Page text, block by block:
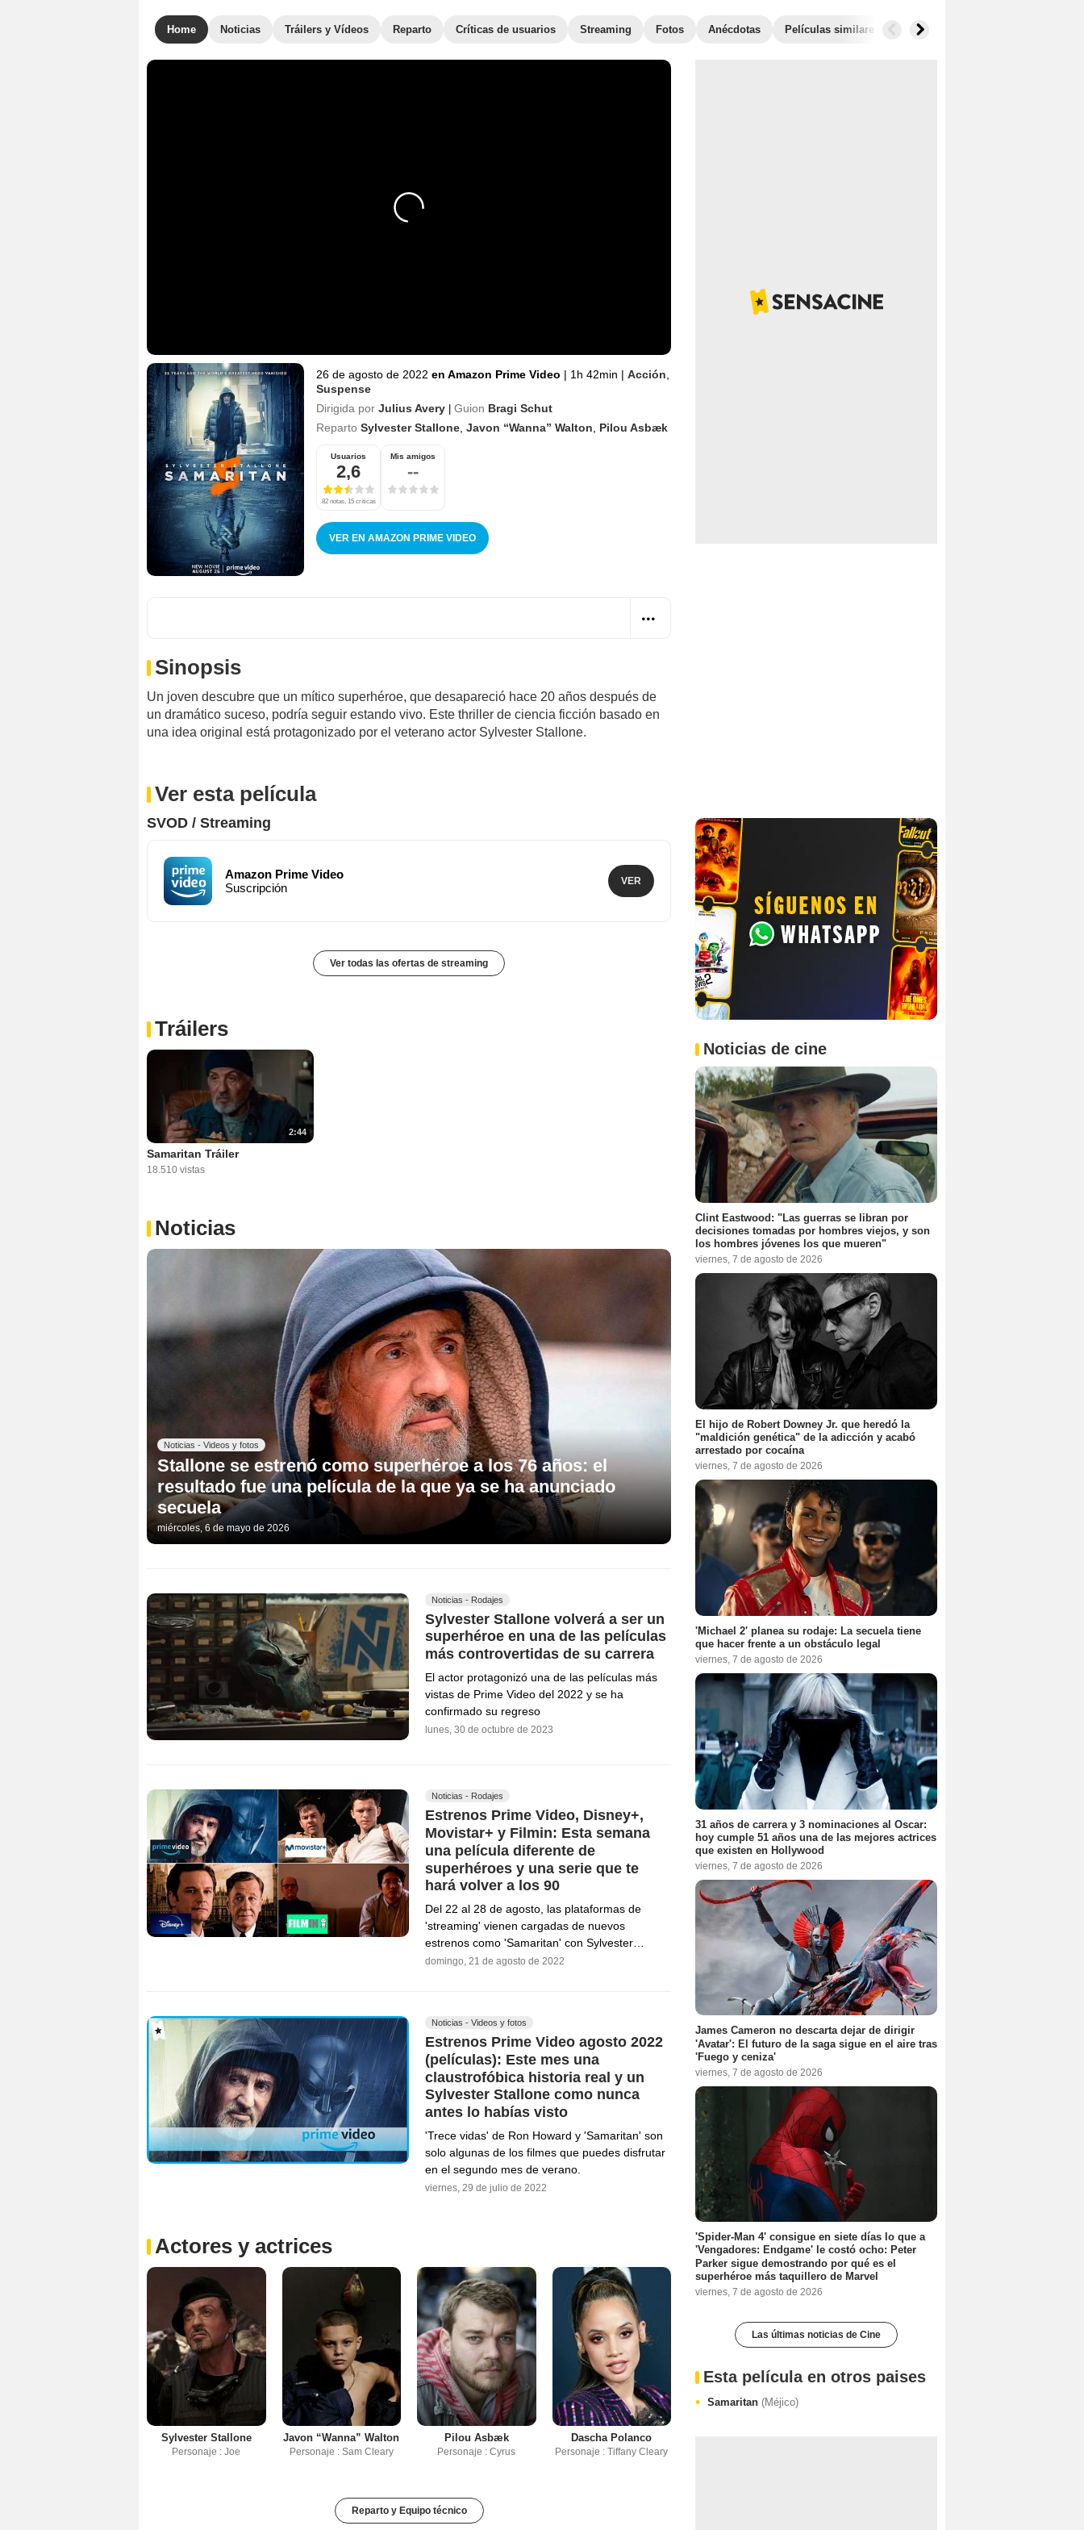
Home Noticias Tráilers y Vídeos Reparto Críticas de usuarios Streaming Fotos Anécdotas Películas similares
26 de agosto de 2022 en Amazon Prime Video | 1h 42min | Acción
Suspense
Dirigida por Julius Avery | Guion Bragi Schut
Reparto Sylvester Stallone Javon “Wanna” Walton Pilou Asbæk
Usuarios
2,6
82 notas, 15 críticas
Mis amigos
--
VER EN AMAZON PRIME VIDEO
Sinopsis
Un joven descubre que un mítico superhéroe, que desapareció hace 20 años después de
un dramático suceso, podría seguir estando vivo. Este thriller de ciencia ficción basado en
una idea original está protagonizado por el veterano actor Sylvester Stallone.
Ver esta película
SVOD / Streaming
Amazon Prime Video
Suscripción
VER
Ver todas las ofertas de streaming
Tráilers
2:44
Samaritan Tráiler
18.510 vistas
Noticias
Noticias - Videos y fotos
Stallone se estrenó como superhéroe a los 76 años: el
resultado fue una película de la que ya se ha anunciado
secuela
miércoles, 6 de mayo de 2026
Noticias - Rodajes
Sylvester Stallone volverá a ser un
superhéroe en una de las películas
más controvertidas de su carrera
El actor protagonizó una de las películas más
vistas de Prime Video del 2022 y se ha
confirmado su regreso
lunes, 30 de octubre de 2023
Noticias - Rodajes
Estrenos Prime Video, Disney+,
Movistar+ y Filmin: Esta semana
una película diferente de
superhéroes y una serie que te
hará volver a los 90
Del 22 al 28 de agosto, las plataformas de
'streaming' vienen cargadas de nuevos
estrenos como 'Samaritan' con Sylvester…
domingo, 21 de agosto de 2022
Noticias - Videos y fotos
Estrenos Prime Video agosto 2022
(películas): Este mes una
claustrofóbica historia real y un
Sylvester Stallone como nunca
antes lo habías visto
'Trece vidas' de Ron Howard y 'Samaritan' son
solo algunas de los filmes que puedes disfrutar
en el segundo mes de verano.
viernes, 29 de julio de 2022
Actores y actrices
Sylvester Stallone
Personaje : Joe
Javon “Wanna” Walton
Personaje : Sam Cleary
Pilou Asbæk
Personaje : Cyrus
Dascha Polanco
Personaje : Tiffany Cleary
Reparto y Equipo técnico
Noticias de cine
Clint Eastwood: "Las guerras se libran por
decisiones tomadas por hombres viejos, y son
los hombres jóvenes los que mueren"
viernes, 7 de agosto de 2026
El hijo de Robert Downey Jr. que heredó la
"maldición genética" de la adicción y acabó
arrestado por cocaína
viernes, 7 de agosto de 2026
'Michael 2' planea su rodaje: La secuela tiene
que hacer frente a un obstáculo legal
viernes, 7 de agosto de 2026
31 años de carrera y 3 nominaciones al Oscar:
hoy cumple 51 años una de las mejores actrices
que existen en Hollywood
viernes, 7 de agosto de 2026
James Cameron no descarta dejar de dirigir
'Avatar': El futuro de la saga sigue en el aire tras
'Fuego y ceniza'
viernes, 7 de agosto de 2026
'Spider-Man 4' consigue en siete días lo que a
'Vengadores: Endgame' le costó ocho: Peter
Parker sigue demostrando por qué es el
superhéroe más taquillero de Marvel
viernes, 7 de agosto de 2026
Las últimas noticias de Cine
Esta película en otros paises
Samaritan (Méjico)